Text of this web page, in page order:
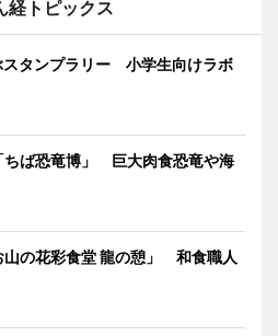
経トピックス
スタンプラリー 小学生向けラボ
ちば恐竜博」 巨大肉食恐竜や海
山の花彩食堂 龍の憩」 和食職人